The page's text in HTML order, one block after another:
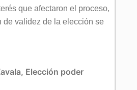
que afectaron el proceso,
de validez de la elección se
, Elección poder